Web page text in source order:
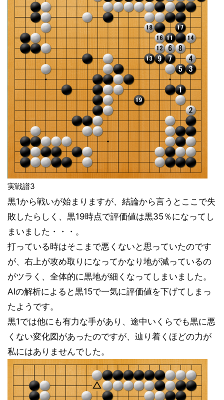
実戦譜3
黒1から戦いが始まりますが、結論から言うとここで失
敗したらしく、黒19時点で評価値は黒35％になってし
まいました・・・。
打っている時はそこまで悪くないと思っていたのです
が、右上が攻め取りになってかなり地が減っているの
がツラく、全体的に黒地が細くなってしまいました。
AIの解析によると黒15で一気に評価値を下げてしまっ
たようです。
黒1では他にも有力な手があり、途中いくらでも黒に悪
くない変化図があったのですが、辿り着くほどの力が
私にはありませんでした。